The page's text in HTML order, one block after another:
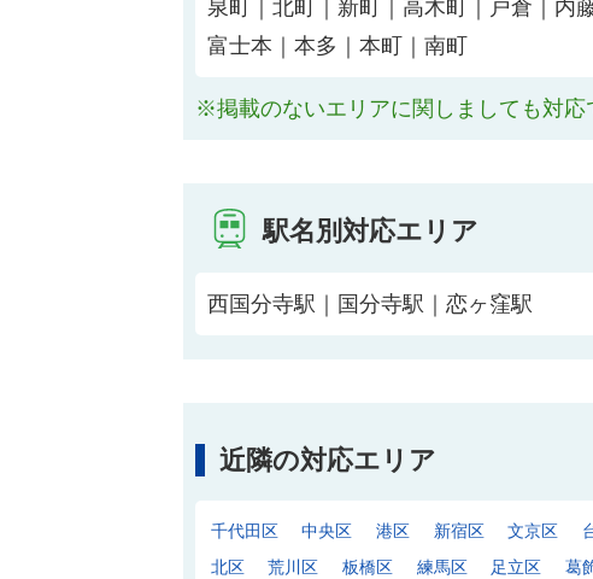
泉町｜北町｜新町｜高木町｜戸倉｜内
富士本｜本多｜本町｜南町
※掲載のないエリアに関しましても対応
駅名別対応エリア
西国分寺駅｜国分寺駅｜恋ヶ窪駅
近隣の対応エリア
千代田区 中央区 港区 新宿区 文京区
北区
荒川区 板橋区 練馬区 足立区 葛